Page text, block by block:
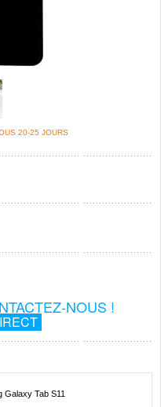
20-25 JOURS
NOUS !
Galaxy Tab S11